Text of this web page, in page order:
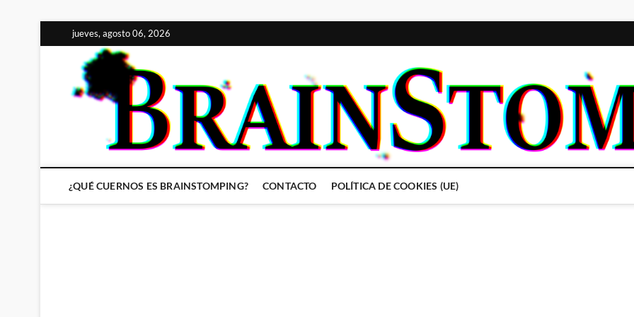
al
contenido
jueves, agosto 06, 2026
¿QUÉ CUERNOS ES BRAINSTOMPING? CONTACTO POLÍTICA DE COOKIES (UE)